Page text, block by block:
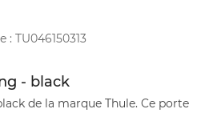
: TU046150313
- black
de la marque Thule. Ce porte